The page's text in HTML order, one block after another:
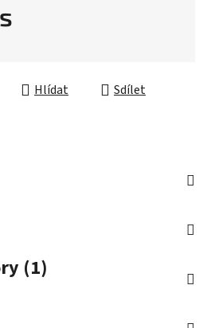
Hlídat Sdílet
(1)